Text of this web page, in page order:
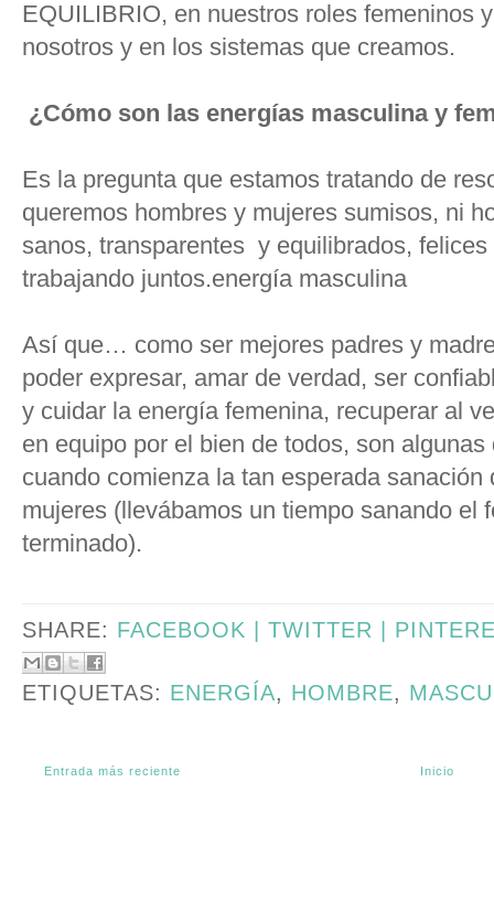
EQUILIBRIO, en nuestros roles femeninos
nosotros y en los sistemas que creamos.
¿Cómo son las energías masculina y
Es la pregunta que estamos tratando de
queremos hombres y mujeres sumisos, ni
sanos, transparentes y equilibrados,
trabajando juntos.energía masculina
Así que… como ser mejores padres y
poder expresar, amar de verdad, ser
y cuidar la energía femenina, recuperar al
en equipo por el bien de todos, son
cuando comienza la tan esperada
mujeres (llevábamos un tiempo sanando el
terminado).
SHARE: FACEBOOK | TWITTER |
ETIQUETAS: ENERGÍA, HOMBRE,
Entrada más reciente Inicio